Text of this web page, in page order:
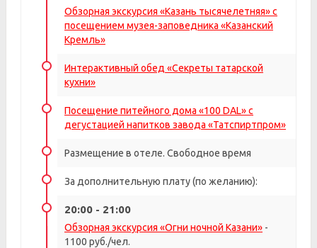
Обзорная экскурсия «Казань тысячелетняя» с
посещением музея-заповедника «Казанский
Кремль»
Интерактивный обед «Секреты татарской
кухни»
Посещение питейного дома «100 DAL» с
дегустацией напитков завода «Татспиртпром»
Размещение в отеле. Свободное время
За дополнительную плату (по желанию):
20:00 - 21:00
Обзорная экскурсия «Огни ночной Казани» -
1100 руб./чел.